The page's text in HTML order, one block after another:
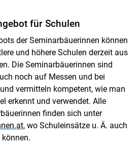
für Schulen
der Seminarbäuerinnen können
und höhere Schulen derzeit aus
Die Seminarbäuerinnen sind
noch auf Messen und bei
vermitteln kompetent, wie man
erkennt und verwendet. Alle
finden sich unter
, wo Schuleinsätze u. Ä. auch